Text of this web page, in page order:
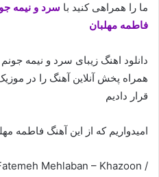
ما را همراهی کنید با سرد و نیمه
فاطمه مهلبان
دانلود اهنگ زیبای سرد و نیمه
همراه پخش آنلاین آهنگ را در
قرار دادیم
امیدواریم که از این آهنگ فاطمه
Mehlaban – Khazoon /